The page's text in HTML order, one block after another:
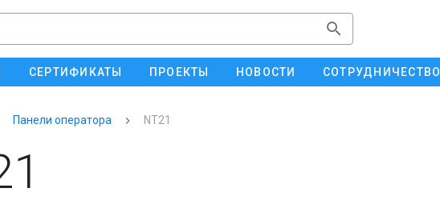
СЕРТИФИКАТЫ ПРОЕКТЫ НОВОСТИ СОТРУДНИЧЕСТВО
Панели оператора NT21